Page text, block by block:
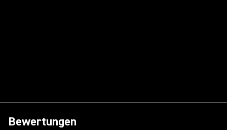
Bewertungen